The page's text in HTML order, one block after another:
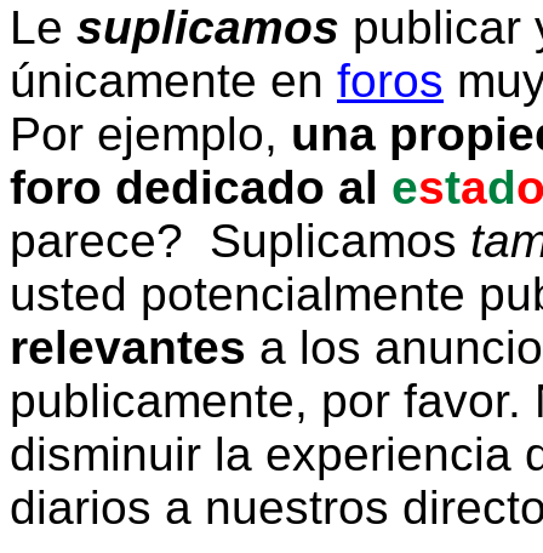
Le suplicamos publicar
únicamente en foros
Por ejemplo, una
foro dedicado al estad
parece? Suplicamos
usted potencialmente
relevantes a los
publicamente, por
disminuir la experiencia
diarios a nuestros